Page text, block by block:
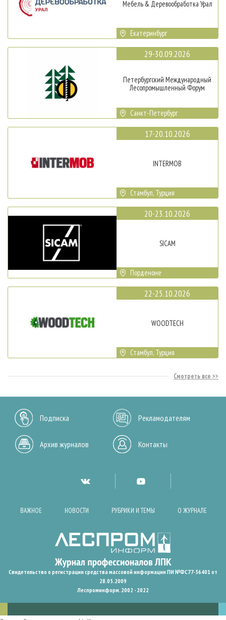
Мебель & Деревообработка Урал
Екатеринбург
29-30.09.2026
Петербургский Международный
Лесопромышленный Форум
Санкт-Петербург
17-20.10.2026
INTERMOB
Стамбул, Турция
20-23.10.2026
SICAM
Порденоне
22-25.10.2026
WOODTECH
Стамбул, Турция
Смотреть все
Подписка Рекламодателям
Архив журналов Контакты
ВАЖНОЕ НОВОСТИ РУБРИКИ И ТЕМЫ О ЖУРНАЛЕ
Свидетельство о регистрации средства массовой информации ПИ №ФС77-36401 от
28.05.2009
Леспроминформ. 2002 - 2022